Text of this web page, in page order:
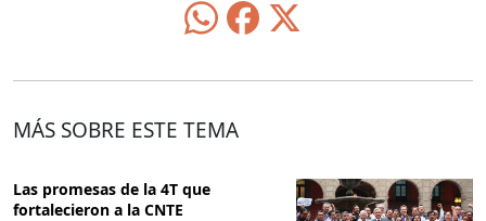
MÁS SOBRE ESTE TEMA
Las promesas de la 4T que
fortalecieron a la CNTE